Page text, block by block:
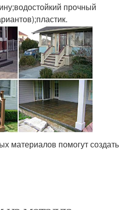
прочный
материалов помогут создать